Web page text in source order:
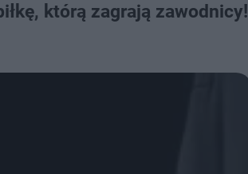
którą zagrają zawodnicy!